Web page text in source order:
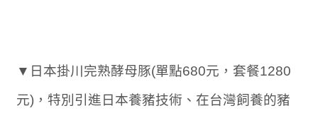
▼日本掛川完熟酵母豚(單點680元，套餐1280
元)，特別引進日本養豬技術、在台灣飼養的豬